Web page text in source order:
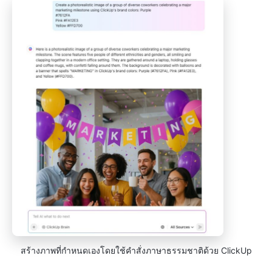
สร้างภาพที่กำหนดเองโดยใช้คำสั่งภาษาธรรมชาติด้วย ClickUp